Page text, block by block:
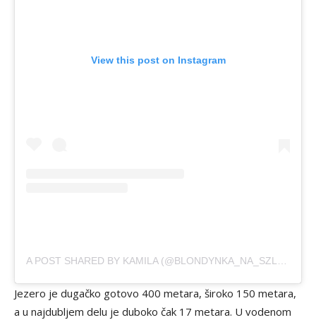
View this post on Instagram
A POST SHARED BY KAMILA (@BLONDYNKA_NA_SZLAKU_)
Jezero je dugačko gotovo 400 metara, široko 150 metara,
a u najdubljem delu je duboko čak 17 metara. U vodenom